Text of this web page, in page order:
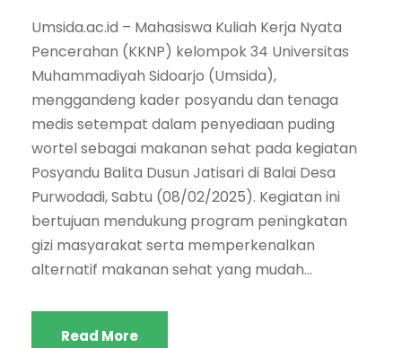
Umsida.ac.id – Mahasiswa Kuliah Kerja Nyata
Pencerahan (KKNP) kelompok 34 Universitas
Muhammadiyah Sidoarjo (Umsida),
menggandeng kader posyandu dan tenaga
medis setempat dalam penyediaan puding
wortel sebagai makanan sehat pada kegiatan
Posyandu Balita Dusun Jatisari di Balai Desa
Purwodadi, Sabtu (08/02/2025). Kegiatan ini
bertujuan mendukung program peningkatan
gizi masyarakat serta memperkenalkan
alternatif makanan sehat yang mudah...
Read More